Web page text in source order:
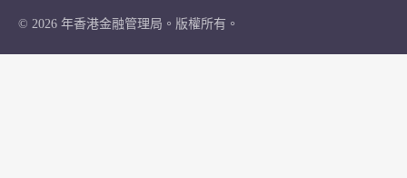
© 2026 年香港金融管理局。版權所有。